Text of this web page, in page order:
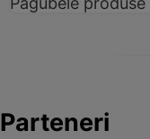
Parteneri